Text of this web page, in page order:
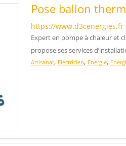
Pose ballon
https://www.d3cenergies.fr
Expert en pompe à chaleur et
propose ses services
Artisanat, Electricien, Energie,